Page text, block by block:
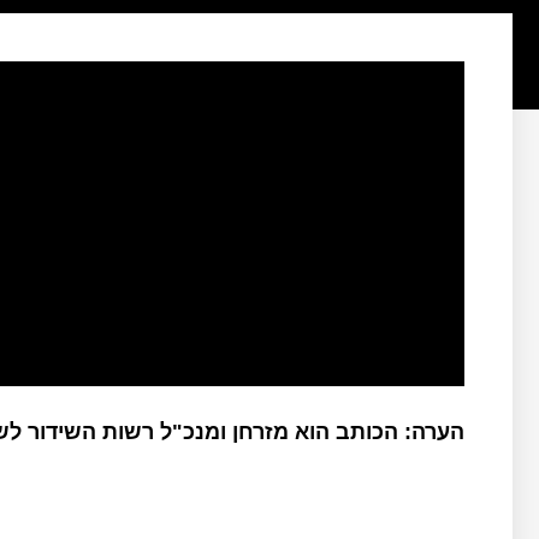
הערה: הכותב הוא מזרחן ומנכ"ל רשות השידור